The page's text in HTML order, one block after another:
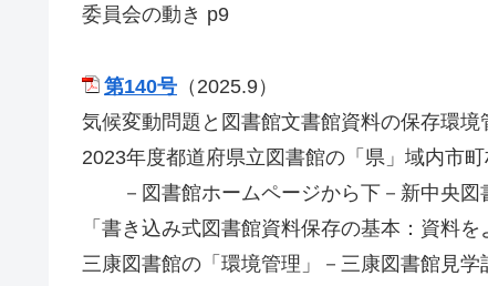
委員会の動き p9
第140号 （2025.9）
気候変動問題と図書館文書館資料の保存環
2023年度都道府県立図書館の「県」域内市
－図書館ホームページから下－新中央
「書き込み式図書館資料保存の基本：資
三康図書館の「環境管理」－三康図書館見